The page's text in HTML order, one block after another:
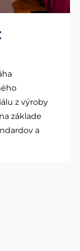
z výroby
základe
a